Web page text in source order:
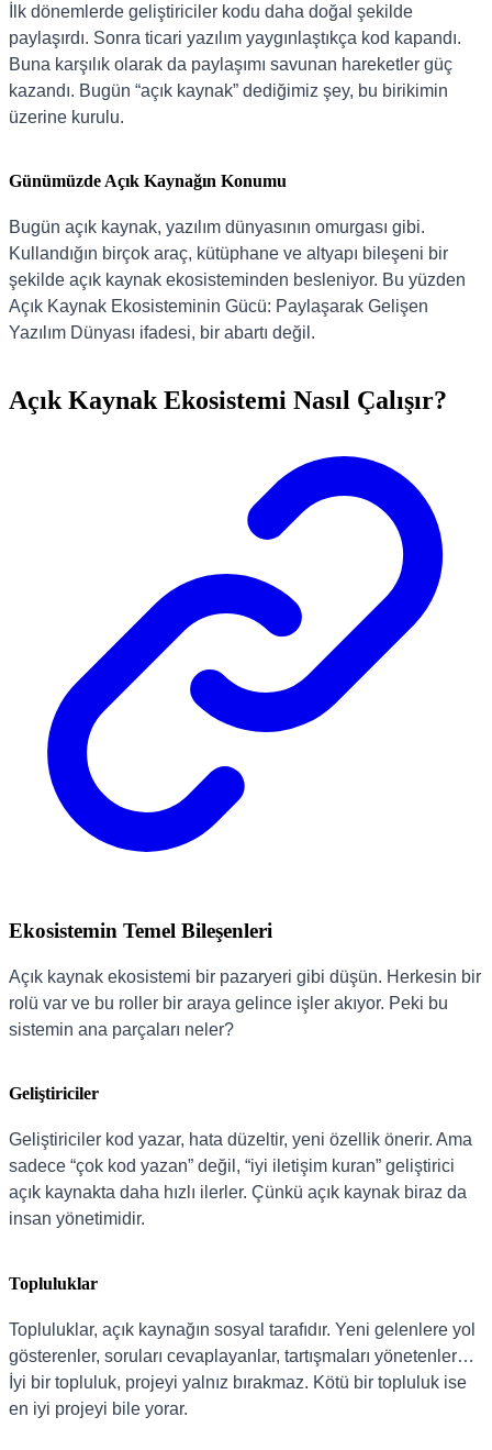
İlk dönemlerde geliştiriciler kodu daha doğal şekilde
paylaşırdı. Sonra ticari yazılım yaygınlaştıkça kod kapandı.
Buna karşılık olarak da paylaşımı savunan hareketler güç
kazandı. Bugün “açık kaynak” dediğimiz şey, bu birikimin
üzerine kurulu.
Günümüzde Açık Kaynağın Konumu
Bugün açık kaynak, yazılım dünyasının omurgası gibi.
Kullandığın birçok araç, kütüphane ve altyapı bileşeni bir
şekilde açık kaynak ekosisteminden besleniyor. Bu yüzden
Açık Kaynak Ekosisteminin Gücü: Paylaşarak Gelişen
Yazılım Dünyası ifadesi, bir abartı değil.
Açık Kaynak Ekosistemi Nasıl Çalışır?
Ekosistemin Temel Bileşenleri
Açık kaynak ekosistemi bir pazaryeri gibi düşün. Herkesin bir
rolü var ve bu roller bir araya gelince işler akıyor. Peki bu
sistemin ana parçaları neler?
Geliştiriciler
Geliştiriciler kod yazar, hata düzeltir, yeni özellik önerir. Ama
sadece “çok kod yazan” değil, “iyi iletişim kuran” geliştirici
açık kaynakta daha hızlı ilerler. Çünkü açık kaynak biraz da
insan yönetimidir.
Topluluklar
Topluluklar, açık kaynağın sosyal tarafıdır. Yeni gelenlere yol
gösterenler, soruları cevaplayanlar, tartışmaları yönetenler…
İyi bir topluluk, projeyi yalnız bırakmaz. Kötü bir topluluk ise
en iyi projeyi bile yorar.